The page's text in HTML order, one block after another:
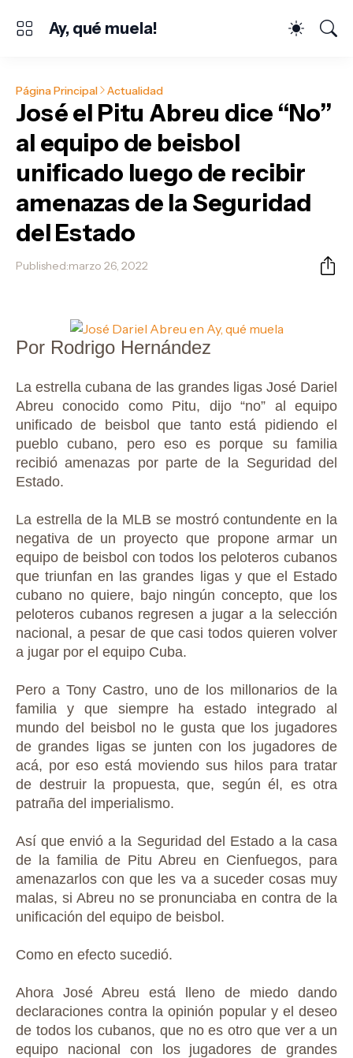
Ay, qué muela!
Página Principal Actualidad
José el Pitu Abreu dice “No”
al equipo de beisbol
unificado luego de recibir
amenazas de la Seguridad
del Estado
Published:marzo 26, 2022
Por Rodrigo Hernández
La estrella cubana de las grandes ligas José Dariel
Abreu conocido como Pitu, dijo “no” al equipo
unificado de beisbol que tanto está pidiendo el
pueblo cubano, pero eso es porque su familia
recibió amenazas por parte de la Seguridad del
Estado.
La estrella de la MLB se mostró contundente en la
negativa de un proyecto que propone armar un
equipo de beisbol con todos los peloteros cubanos
que triunfan en las grandes ligas y que el Estado
cubano no quiere, bajo ningún concepto, que los
peloteros cubanos regresen a jugar a la selección
nacional, a pesar de que casi todos quieren volver
a jugar por el equipo Cuba.
Pero a Tony Castro, uno de los millonarios de la
familia y que siempre ha estado integrado al
mundo del beisbol no le gusta que los jugadores
de grandes ligas se junten con los jugadores de
acá, por eso está moviendo sus hilos para tratar
de destruir la propuesta, que, según él, es otra
patraña del imperialismo.
Así que envió a la Seguridad del Estado a la casa
de la familia de Pitu Abreu en Cienfuegos, para
amenazarlos con que les va a suceder cosas muy
malas, si Abreu no se pronunciaba en contra de la
unificación del equipo de beisbol.
Como en efecto sucedió.
Ahora José Abreu está lleno de miedo dando
declaraciones contra la opinión popular y el deseo
de todos los cubanos, que no es otro que ver a un
equipo nacional con los jugadores de grandes